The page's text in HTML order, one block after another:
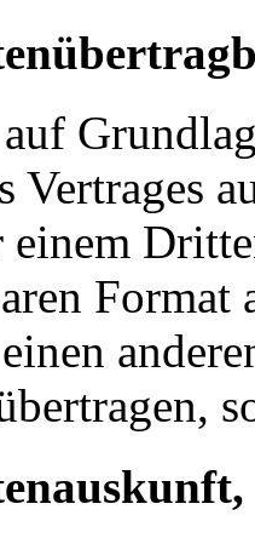
Vertrages
Format